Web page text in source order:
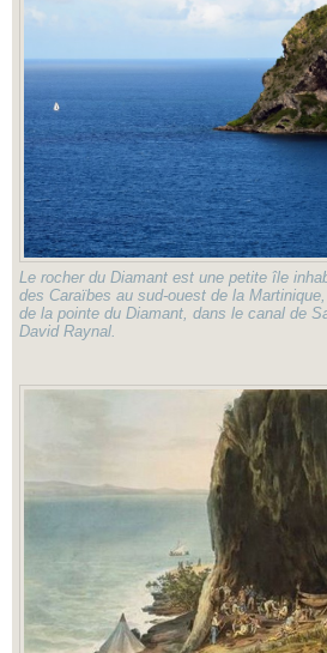
Le rocher du Diamant est une petite île
des Caraïbes au sud-ouest de la
de la pointe du Diamant, dans le canal de
David Raynal.